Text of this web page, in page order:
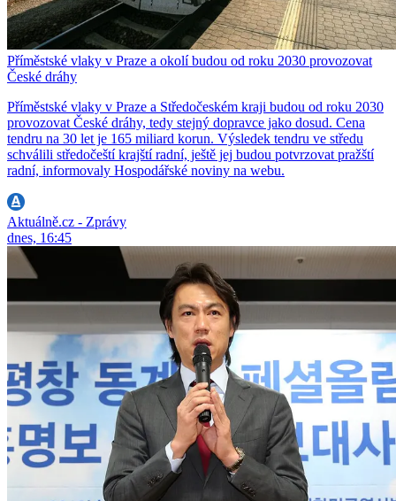
Příměstské vlaky v Praze a okolí budou od roku 2030 provozovat
České dráhy
Příměstské vlaky v Praze a Středočeském kraji budou od roku 2030
provozovat České dráhy, tedy stejný dopravce jako dosud. Cena
tendru na 30 let je 165 miliard korun. Výsledek tendru ve středu
schválili středočeští krajští radní, ještě jej budou potvrzovat pražští
radní, informovaly Hospodářské noviny na webu.
Aktuálně.cz - Zprávy
dnes, 16:45